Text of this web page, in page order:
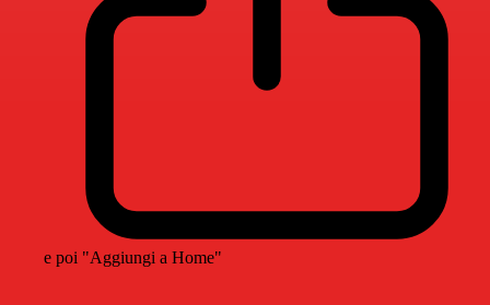
e poi "Aggiungi a Home"